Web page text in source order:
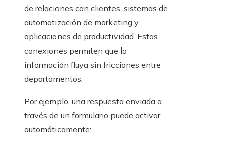
de relaciones con clientes, sistemas de
automatización de marketing y
aplicaciones de productividad. Estas
conexiones permiten que la
información fluya sin fricciones entre
departamentos.
Por ejemplo, una respuesta enviada a
través de un formulario puede activar
automáticamente: